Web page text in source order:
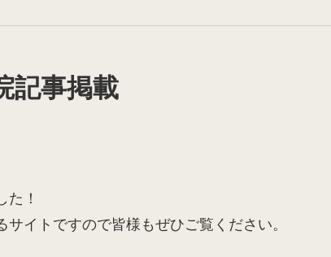
記事掲載
！
イトですので皆様もぜひご覧ください。